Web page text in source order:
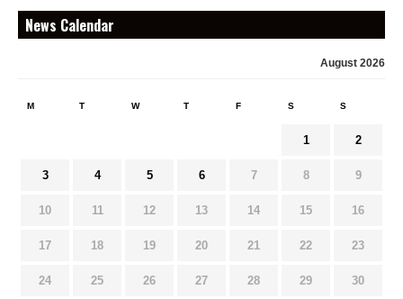
News Calendar
August 2026
M T W T F S S
1 2
3 4 5 6 7 8 9
10 11 12 13 14 15 16
17 18 19 20 21 22 23
24 25 26 27 28 29 30